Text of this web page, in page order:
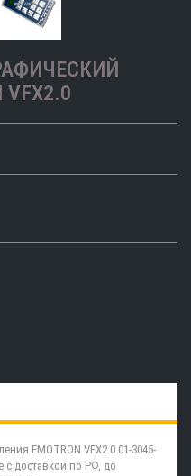
EMOTRON VFX2.0 01-3045-
с доставкой по РФ, до